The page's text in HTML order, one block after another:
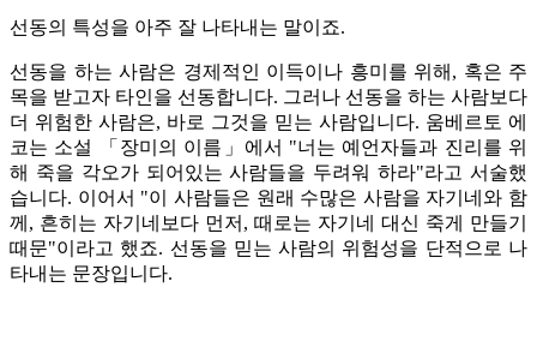
선동의 특성을 아주 잘 나타내는 말이죠.
선동을 하는 사람은 경제적인 이득이나 흥미를 위해, 혹은 주
목을 받고자 타인을 선동합니다. 그러나 선동을 하는 사람보다
더 위험한 사람은, 바로 그것을 믿는 사람입니다. 움베르토 에
코는 소설 「장미의 이름」에서 "너는 예언자들과 진리를 위
해 죽을 각오가 되어있는 사람들을 두려워 하라"라고 서술했
습니다. 이어서 "이 사람들은 원래 수많은 사람을 자기네와 함
께, 흔히는 자기네보다 먼저, 때로는 자기네 대신 죽게 만들기
때문"이라고 했죠. 선동을 믿는 사람의 위험성을 단적으로 나
타내는 문장입니다.